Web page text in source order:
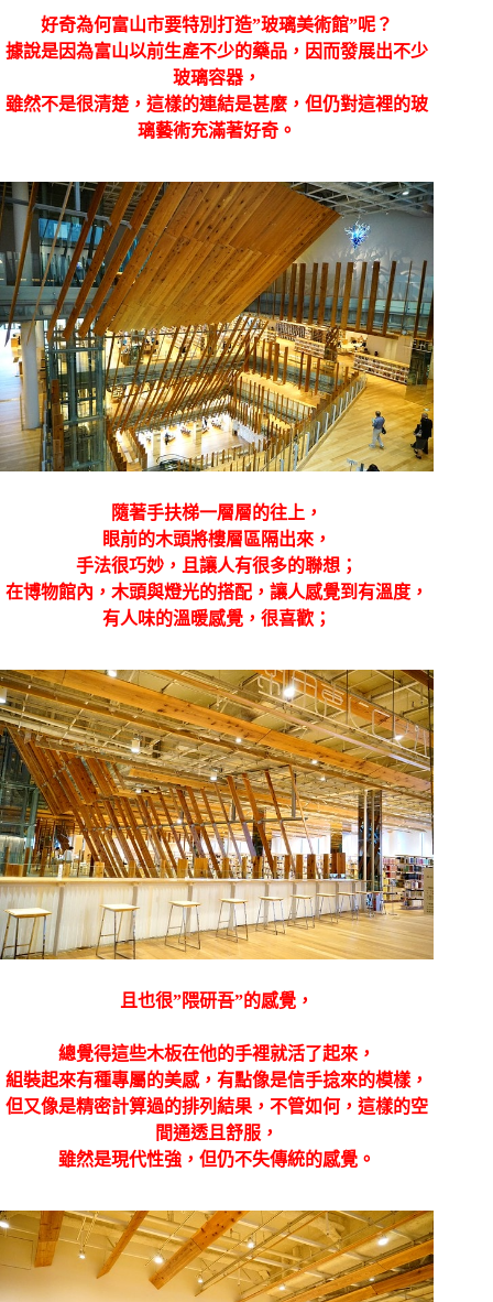
好奇為何富山市要特別打造”玻璃美術館”呢？
據說是因為富山以前生產不少的藥品，因而發展出不少
玻璃容器，
雖然不是很清楚，這樣的連結是甚麼，但仍對這裡的玻
璃藝術充滿著好奇。
隨著手扶梯一層層的往上，
眼前的木頭將樓層區隔出來，
手法很巧妙，且讓人有很多的聯想；
在博物館內，木頭與燈光的搭配，讓人感覺到有溫度，
有人味的溫暖感覺，很喜歡；
且也很”隈研吾”的感覺，
總覺得這些木板在他的手裡就活了起來，
組裝起來有種專屬的美感，有點像是信手捻來的模樣，
但又像是精密計算過的排列結果，不管如何，這樣的空
間通透且舒服，
雖然是現代性強，但仍不失傳統的感覺。